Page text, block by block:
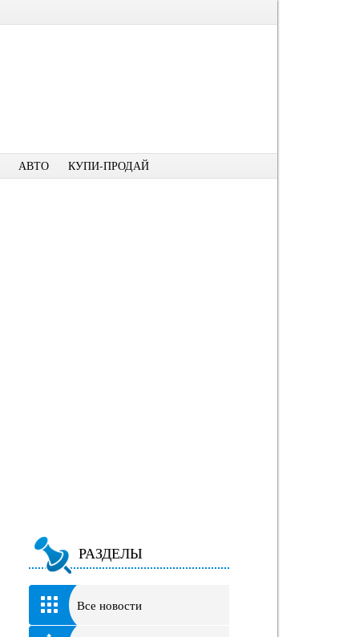
АВТО КУПИ-ПРОДАЙ
РАЗДЕЛЫ
Все новости